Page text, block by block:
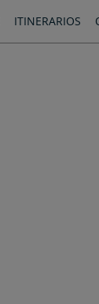
ITINERARIOS